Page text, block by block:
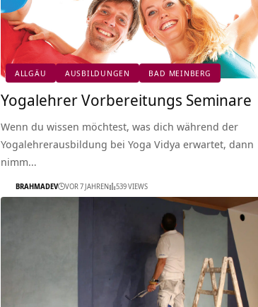
ALLGÄU AUSBILDUNGEN BAD MEINBERG
Yogalehrer Vorbereitungs Seminare
Wenn du wissen möchtest, was dich während der
Yogalehrerausbildung bei Yoga Vidya erwartet, dann
nimm…
BRAHMADEV VOR 7 JAHREN 539 VIEWS